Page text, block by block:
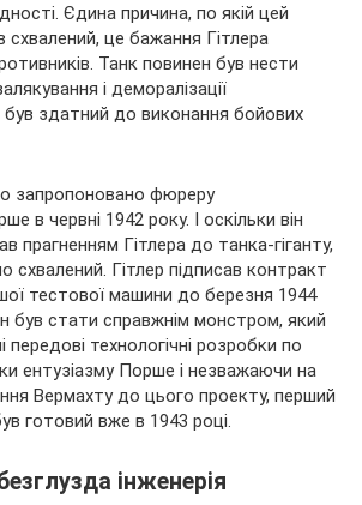
Єдина причина, по якій цей
схвалений, це бажання Гітлера
Танк повинен був нести
і деморалізації
був здатний до виконання бойових
запропоновано фюреру
в червні 1942 року. І оскільки він
прагненням Гітлера до танка-гіганту,
схвалений. Гітлер підписав контракт
тестової машини до березня 1944
був стати справжнім монстром, який
передові технологічні розробки по
ентузіазму Порше і незважаючи на
Вермахту до цього проекту, перший
готовий вже в 1943 році.
інженерія